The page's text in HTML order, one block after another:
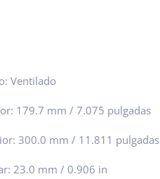
Ventilado
179.7 mm / 7.075 pulgadas
300.0 mm / 11.811 pulgadas
23.0 mm / 0.906 in